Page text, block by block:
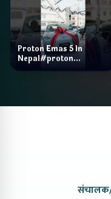
Proton Emas 5 In
Nepal#proton